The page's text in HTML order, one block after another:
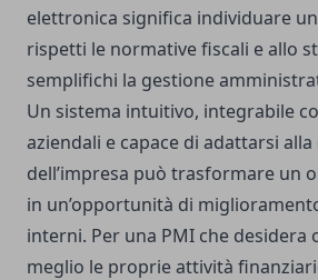
elettronica significa individuare
rispetti le normative fiscali e allo
semplifichi la gestione
Un sistema intuitivo, integrabile
aziendali e capace di adattarsi alla
dell’impresa può trasformare un
in un’opportunità di
interni. Per una PMI che desidera
meglio le proprie attività